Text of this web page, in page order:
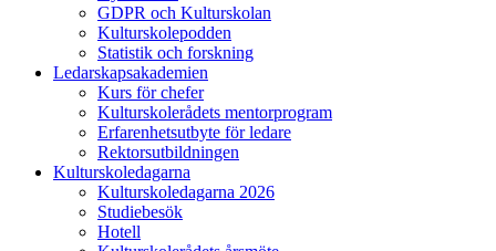
GDPR och Kulturskolan
Kulturskolepodden
Statistik och forskning
Ledarskapsakademien
Kurs för chefer
Kulturskolerådets mentorprogram
Erfarenhetsutbyte för ledare
Rektorsutbildningen
Kulturskoledagarna
Kulturskoledagarna 2026
Studiebesök
Hotell